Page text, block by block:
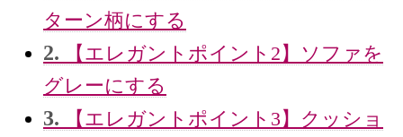
ターン柄にする
2. 【エレガントポイント2】ソファを
グレーにする
3. 【エレガントポイント3】クッショ